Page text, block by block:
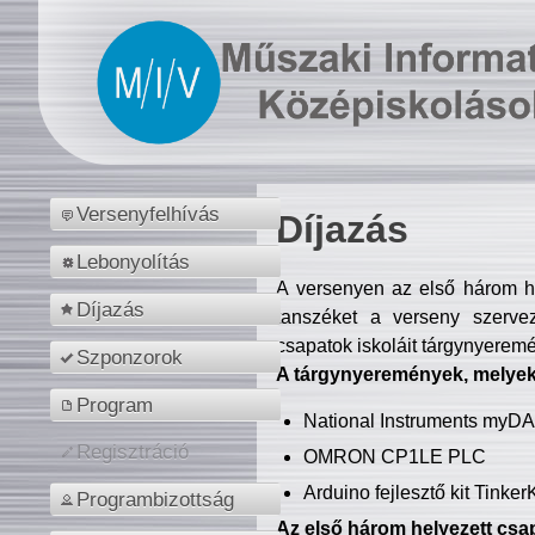
Versenyfelhívás
Lebonyolítás
Díjazás
Szponzorok
Program
Regisztráció
Programbizottság
Díjazás
A versenyen az első három
tanszéket a verseny
csapatok iskoláit
A tárgynyeremények,
National Instruments
OMRON CP1LE PLC
Arduino fejlesztő kit
Az első három helyezett